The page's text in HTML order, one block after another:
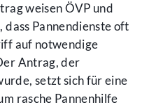
weisen ÖVP und
dass Pannendienste oft
auf notwendige
Antrag, der
setzt sich für eine
rasche Pannenhilfe